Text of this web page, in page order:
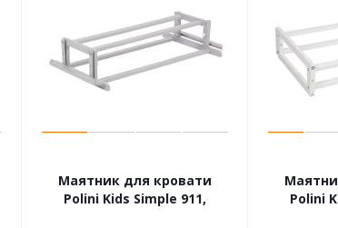
Маятник для кровати
Polini Kids Simple 911,
Polini